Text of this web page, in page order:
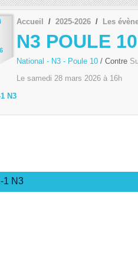
Accueil 2025-2026 Les
N3 POULE
National - N3 - Poule 10 / Contre
Le samedi 28 mars 2026 à 16h
N3
1 N3